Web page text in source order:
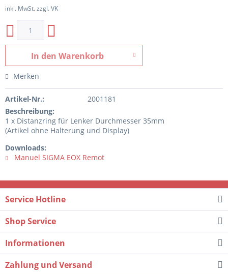
inkl. MwSt. zzgl. VK
In den Warenkorb
Merken
Artikel-Nr.:
2001181
Beschreibung:
1 x Distanzring für Lenker Durchmesser 35mm
(Artikel ohne Halterung und Display)
Downloads:
Manuel SIGMA EOX Remot
Service Hotline
Shop Service
Informationen
Zahlung und Versand